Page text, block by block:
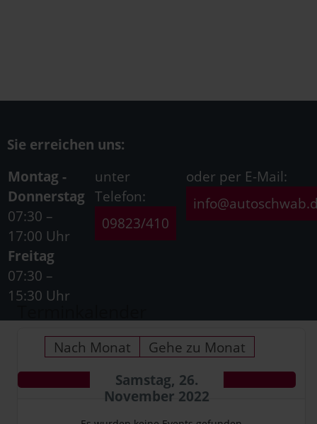
Sie erreichen uns:
Montag -
Donnerstag
07:30 –
17:00 Uhr
Freitag
07:30 –
15:30 Uhr
unter
Telefon:
09823/410
oder per E-Mail:
Nach Monat
Gehe zu Monat
Samstag, 26.
November 2022